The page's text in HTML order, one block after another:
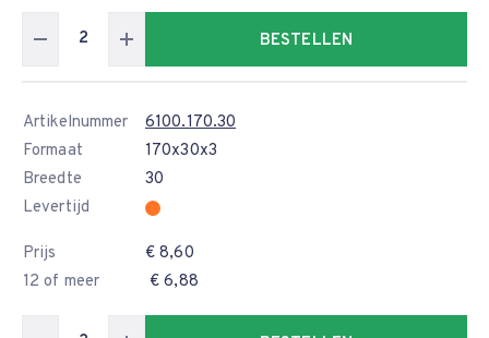
BESTELLEN
Artikelnummer
6100.170.30
Formaat
170x30x3
Breedte
30
Levertijd
Prijs
€ 8,60
12 of meer
€ 6,88